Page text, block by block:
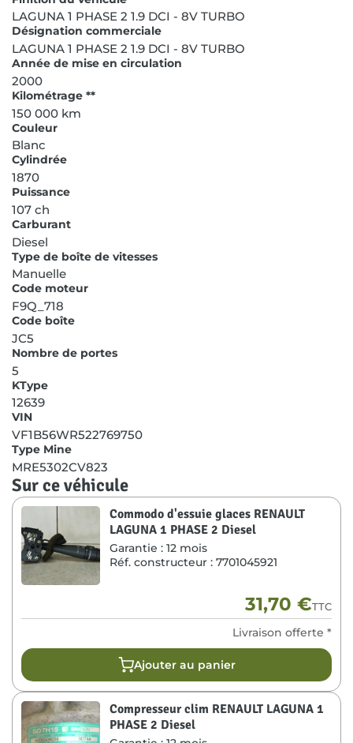
LAGUNA 1 PHASE 2 1.9 DCI - 8V TURBO
Désignation commerciale
LAGUNA 1 PHASE 2 1.9 DCI - 8V TURBO
Année de mise en circulation
2000
Kilométrage **
150 000 km
Couleur
Blanc
Cylindrée
1870
Puissance
107 ch
Carburant
Diesel
Type de boîte de vitesses
Manuelle
Code moteur
F9Q_718
Code boîte
JC5
Nombre de portes
5
KType
12639
VIN
VF1B56WR522769750
Type Mine
MRE5302CV823
Sur ce véhicule
Commodo d'essuie glaces RENAULT
LAGUNA 1 PHASE 2 Diesel
Garantie : 12 mois
Réf. constructeur : 7701045921
31,70 €TTC
Livraison offerte *
Ajouter au panier
Compresseur clim RENAULT LAGUNA 1
PHASE 2 Diesel